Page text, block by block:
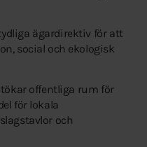
ägardirektiv för att
social och ekologisk
offentliga rum för
för lokala
och